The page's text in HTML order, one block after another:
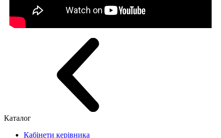
Каталог
Кабінети керівника